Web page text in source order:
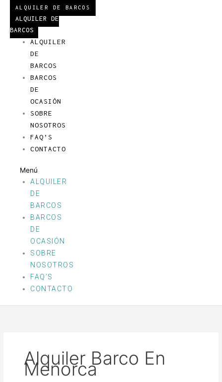
ALQUILER DE BARCOS
ALQUILER DE
BARCOS
ALQUILER
DE
BARCOS
BARCOS
DE
OCASIÓN
SOBRE
NOSOTROS
FAQ’S
CONTACTO
Menú
ALQUILER
DE
BARCOS
BARCOS
DE
OCASIÓN
SOBRE
NOSOTROS
FAQ’S
CONTACTO
Alquiler Barco En
Menorca